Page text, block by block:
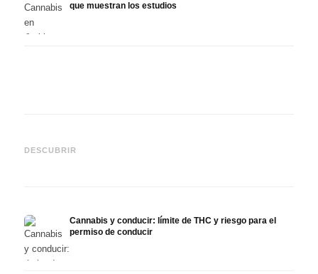
que muestran los estudios
DESCUBRIR
automedición y lo que
Cannabis y conducir: límite de THC y riesgo para el
permiso de conducir